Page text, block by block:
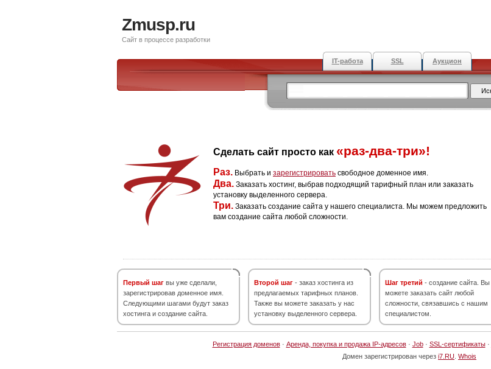
Zmusp.ru
Сайт в процессе разработки
IT-работа SSL Аукцион
Сделать сайт просто как «раз-два-три»!
Раз. Выбрать и зарегистрировать свободное доменное имя.
Два. Заказать хостинг, выбрав подходящий тарифный план или заказать
установку выделенного сервера.
Три. Заказать создание сайта у нашего специалиста. Мы можем предложить
вам создание сайта любой сложности.
Первый шаг вы уже сделали,
зарегистрировав доменное имя.
Следующими шагами будут заказ
хостинга и создание сайта.
Второй шаг - заказ хостинга из
предлагаемых тарифных планов.
Также вы можете заказать у нас
установку выделенного сервера.
Шаг третий - создание сайта. Вы
можете заказать сайт любой
сложности, связавшись с нашим
специалистом.
Регистрация доменов· Аренда, покупка и продажа IP-адресов· Job· SSL-сертификаты·
Домен зарегистрирован через i7.RU Whois